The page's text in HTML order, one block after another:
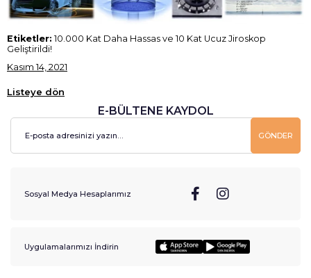
Etiketler: 10.000 Kat Daha Hassas ve 10 Kat Ucuz Jiroskop
Geliştirildi!
Kasım 14, 2021
Listeye dön
E-BÜLTENE KAYDOL
GÖNDER
Sosyal Medya Hesaplarımız
Uygulamalarımızı İndirin